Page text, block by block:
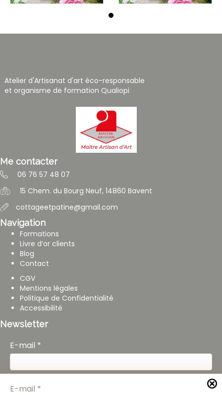
E-mail *
Atelier d'Artisanat d'art éco-responsable
et organisme de formation Qualiopi
Me contacter
06 76 57 48 07
15 Chem. du Bourg Neuf, 14860 Bavent
cottageetpatine@gmail.com
Navigation
Formations
Livre d’or clients
Blog
Contact
CGV
Mentions légales
Politique de Confidentialité
Accessibilité
Newsletter
E-mail *
En cochant cette case, j'accepte de recevoir la